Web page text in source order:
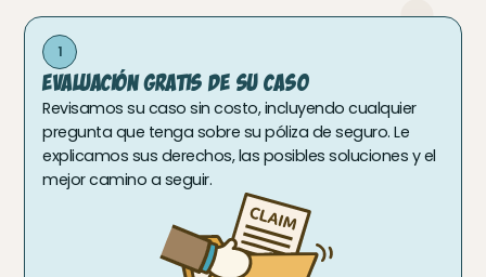
1
Evaluación Gratis De Su Caso
Revisamos su caso sin costo, incluyendo cualquier
pregunta que tenga sobre su póliza de seguro. Le
explicamos sus derechos, las posibles soluciones y el
mejor camino a seguir.